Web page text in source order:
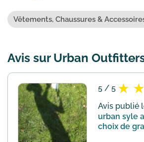
Vêtements, Chaussures &
Avis sur Urban
5 / 5
Avis publié
urban syle
choix de